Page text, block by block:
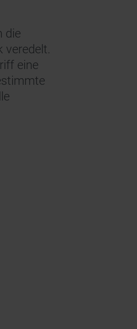
die
veredelt.
eine